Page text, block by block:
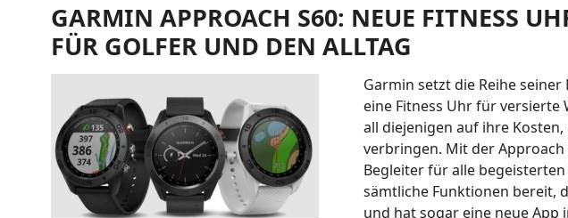
GARMIN APPROACH S60: NEUE FITNESS
FÜR GOLFER UND DEN ALLTAG
Garmin setzt die Reihe
eine Fitness Uhr für versierte
all diejenigen auf ihre
verbringen. Mit der
Begleiter für alle
sämtliche Funktionen bereit,
und hat sogar eine neue App